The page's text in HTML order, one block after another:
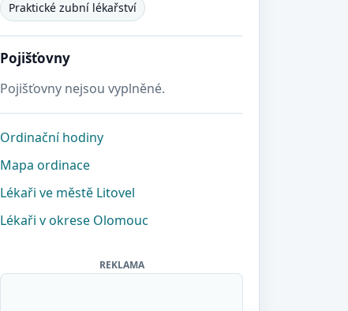
Praktické zubní lékařství
Pojišťovny
Pojišťovny nejsou vyplněné.
Ordinační hodiny
Mapa ordinace
Lékaři ve městě Litovel
Lékaři v okrese Olomouc
REKLAMA